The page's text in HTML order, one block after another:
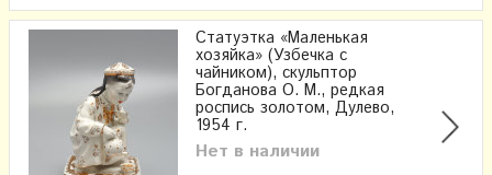
Статуэтка «Маленькая
хозяйка» (Узбечка с
чайником), скульптор
Богданова О. М., редкая
роспись золотом, Дулево,
1954 г.
Нет в наличии